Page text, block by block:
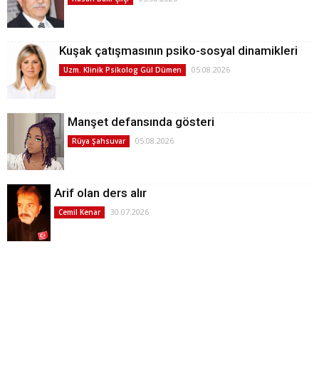
Kuşak çatışmasının psiko-sosyal dinamikleri
Uzm. Klinik Psikolog Gül Dümen 05.08.2026
Manşet defansında gösteri
Rüya Şahsuvar 05.08.2026
Arif olan ders alır
Cemil Kenar 30.07.2026